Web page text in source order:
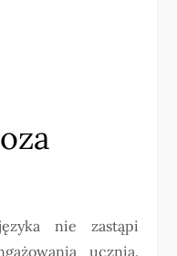
nie zastąpi
ucznia.